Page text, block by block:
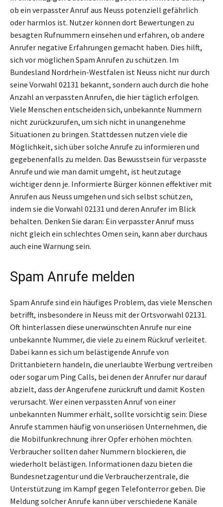
ob ein verpasster Anruf aus Neuss potenziell gefährlich
oder harmlos ist. Nutzer können dort Bewertungen zu
besagten Rufnummern einsehen und erfahren, ob andere
Anrufer negative Erfahrungen gemacht haben. Dies hilft,
sich vor möglichen Spam Anrufen zu schützen. Im
Bundesland Nordrhein-Westfalen ist Neuss nicht nur durch
seine Vorwahl 02131 bekannt, sondern auch durch die hohe
Anzahl an verpassten Anrufen, die hier täglich erfolgen.
Viele Menschen entscheiden sich, unbekannte Nummern
nicht zurückzurufen, um sich nicht in unangenehme
Situationen zu bringen. Stattdessen nutzen viele die
Möglichkeit, sich über solche Anrufe zu informieren und
gegebenenfalls zu melden. Das Bewusstsein für verpasste
Anrufe und wie man damit umgeht, ist heutzutage
wichtiger denn je. Informierte Bürger können effektiver mit
Anrufen aus Neuss umgehen und sich selbst schützen,
indem sie die Vorwahl 02131 und deren Anrufer im Blick
behalten. Denken Sie daran: Ein verpasster Anruf muss
nicht gleich ein schlechtes Omen sein, kann aber durchaus
auch eine Warnung sein.
Spam Anrufe melden
Spam Anrufe sind ein häufiges Problem, das viele Menschen
betrifft, insbesondere in Neuss mit der Ortsvorwahl 02131.
Oft hinterlassen diese unerwünschten Anrufe nur eine
unbekannte Nummer, die viele zu einem Rückruf verleitet.
Dabei kann es sich um belästigende Anrufe von
Drittanbietern handeln, die unerlaubte Werbung vertreiben
oder sogar um Ping Calls, bei denen der Anrufer nur darauf
abzielt, dass der Angerufene zurückruft und damit Kosten
verursacht. Wer einen verpassten Anruf von einer
unbekannten Nummer erhält, sollte vorsichtig sein: Diese
Anrufe stammen häufig von unseriösen Unternehmen, die
die Mobilfunkrechnung ihrer Opfer erhöhen möchten.
Verbraucher sollten daher Nummern blockieren, die
wiederholt belästigen. Informationen dazu bieten die
Bundesnetzagentur und die Verbraucherzentrale, die
Unterstützung im Kampf gegen Telefonterror geben. Die
Meldung solcher Anrufe kann über verschiedene Kanäle